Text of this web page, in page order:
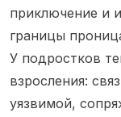
приключение и
границы
У подростков
взросления:
уязвимой,